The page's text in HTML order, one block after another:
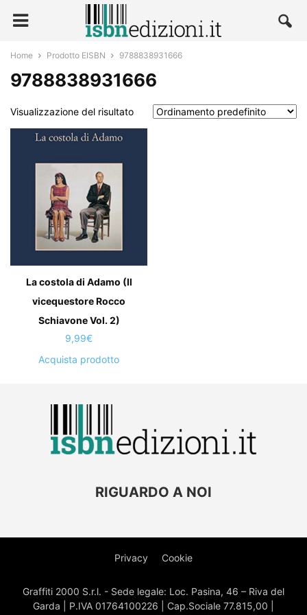
Home Prodotto EISBN 9788838931666
9788838931666
Visualizzazione del risultato
La costola di Adamo (Il
vicequestore Rocco
Schiavone Vol. 2)
9,99€
Acquista prodotto
RIGUARDO A NOI
Privacy Cookie
Graffiti 2000 S.r.l. - Sede legale: Loc. Pasina, 46 – Riva del
Garda | P.IVA 01764100226 | Cap.Sociale 77.815,00 |